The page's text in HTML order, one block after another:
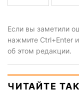
Если вы заметили
нажмите Ctrl+Enter
об этом редакции.
ЧИТАЙТЕ